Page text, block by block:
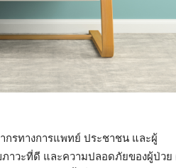
กรทางการแพทย์ ประชาชน และผู้
ภาวะที่ดี และความปลอดภัยของผู้ป่วย